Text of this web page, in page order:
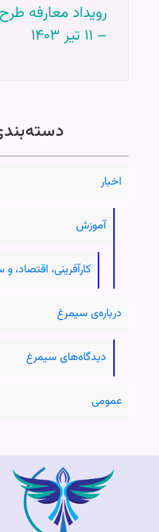
رویداد معارفه
– ۱۱ تیر ۱۴۰۳
اخبار
آموزش
کارآفرینی، اقتصاد، و
درباره‌ی سیمرغ
دیدگاه‌های سیمرغ
عمومی